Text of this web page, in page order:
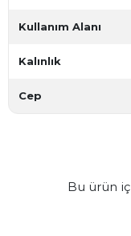
Kullanım Alanı
Kalınlık
Cep
Bu ürün